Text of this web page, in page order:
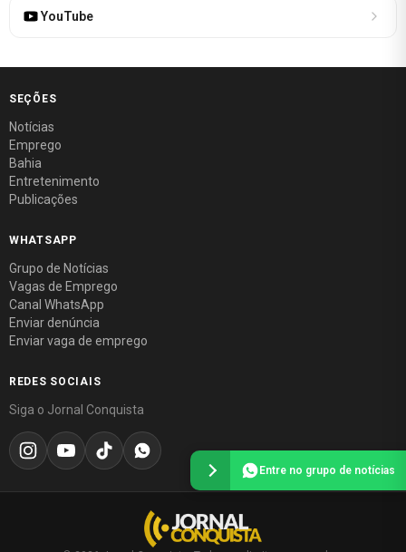
YouTube
SEÇÕES
Notícias
Emprego
Bahia
Entretenimento
Publicações
WHATSAPP
Grupo de Notícias
Vagas de Emprego
Canal WhatsApp
Enviar denúncia
Enviar vaga de emprego
REDES SOCIAIS
Siga o Jornal Conquista
Entre no grupo de notícias